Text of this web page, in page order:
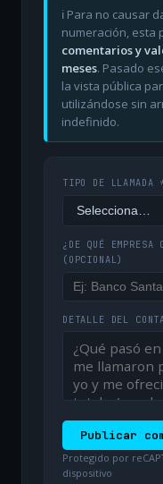
ℹ️ Para no causar
numeración, esta
comentarios y
meses. Pasado
la vista pública
utilizándose sin
indefinido.
TIPO DE LLAMADA
¿DE QUÉ EMPRESA
(OPCIONAL)
DETALLE DEL
Publicar
Protegido por
dispositivo